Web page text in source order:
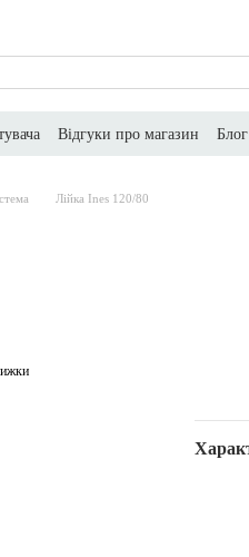
Відгуки про магазин
Блог
Лійка Ines 120/80